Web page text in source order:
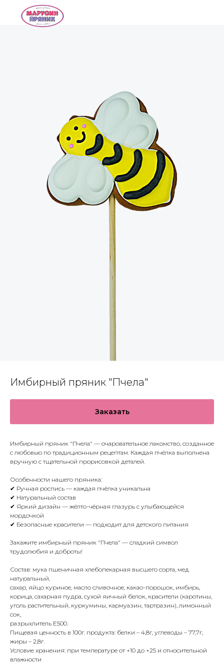
Имбирный пряник "Пчела"
Заказать
Имбирный пряник "Пчела" — очаровательное лакомство, созданное
с любовью по традиционным рецептам. Каждая пчёлка выполнена
вручную с тщательной прорисовкой деталей.
Особенности нашего пряника:
✔ Ручная роспись — каждая пчёлка уникальна
✔ Натуральный состав
✔ Яркий дизайн — жёлто-чёрная глазурь с улыбающейся
мордочкой
✔ Безопасные красители — подходит для детского питания
Закажите имбирный пряник "Пчела" — сладкий символ
трудолюбия и доброты!
Состав: мука пшеничная хлебопекарная высшего сорта, мед
натуральный,
сахар, яйцо куриное, масло сливочное, какао-порошок, имбирь,
корица, сахарная пудра, сухой яичный белок, красители (каротины,
уголь растительный, куркумины, кармуазин, тартразин), лимонный
сок,
разрыхлитель Е500.
Пищевая ценность в 100г. продукта: белки – 4,8г, углеводы – 77,7г,
жиры – 2,8г.
Условие хранения: при температуре от +10 до +25 и относительной
влажности